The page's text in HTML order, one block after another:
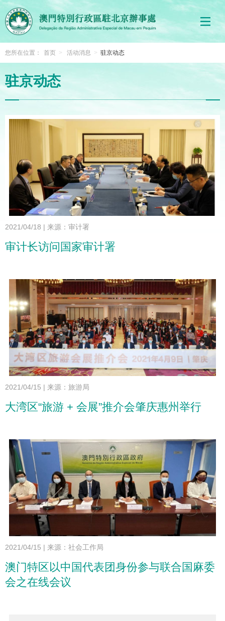
您所在位置： 首页 > 活动消息 > 驻京动态
驻京动态
2021/04/18 | 来源：审计署
审计长访问国家审计署
2021/04/15 | 来源：旅游局
大湾区“旅游 + 会展”推介会肇庆惠州举行
2021/04/15 | 来源：社会工作局
澳门特区以中国代表团身份参与联合国麻委
会之在线会议